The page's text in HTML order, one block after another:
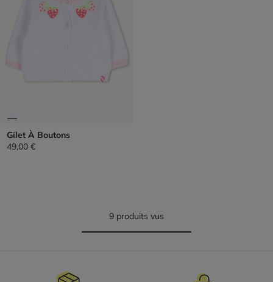
Gilet À Boutons
49,00 €
9 produits vus